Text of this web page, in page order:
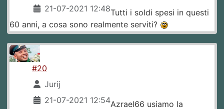
21-07-2021 12:48Tutti i soldi spesi in questi
60 anni, a cosa sono realmente serviti?
#20
Jurij
21-07-2021 12:54Azrael66 usiamo la